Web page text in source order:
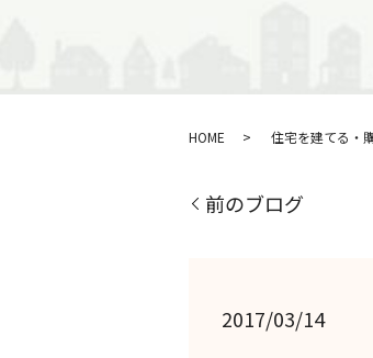
HOME 住宅を建てる・
前のブログ
2017/03/14